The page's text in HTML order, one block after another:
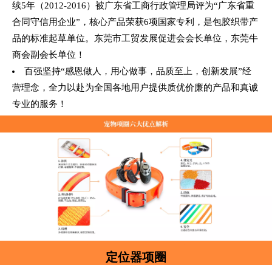
续5年（2012-2016）被广东省工商行政管理局评为“广东省重
合同守信用企业”，核心产品荣获6项国家专利，是包胶织带产
品的标准起草单位。东莞市工贸发展促进会会长单位，东莞牛
商会副会长单位！
百强坚持“感恩做人，用心做事，品质至上，创新发展”经
营理念，全力以赴为全国各地用户提供质优价廉的产品和真诚
专业的服务！
定位器项圈